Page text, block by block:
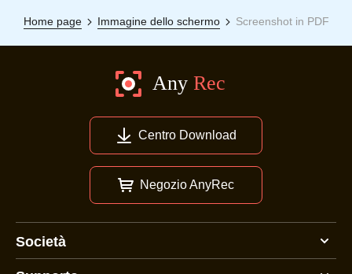
Home page Immagine dello schermo Screenshot in PDF
Centro Download
Negozio AnyRec
Società